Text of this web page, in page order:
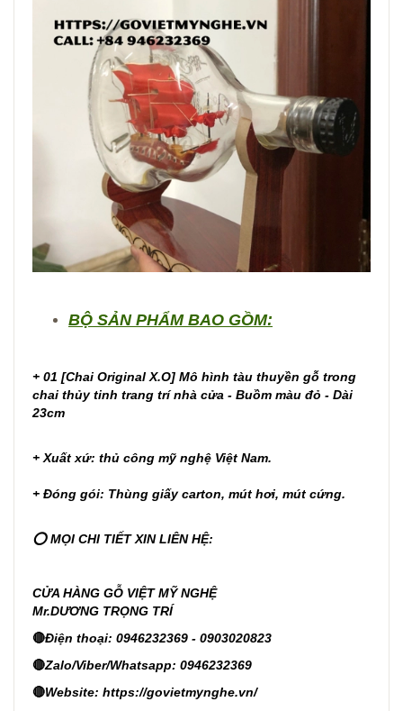
BỘ SẢN PHẨM BAO GỒM:
+ 01 [Chai Original X.O] Mô hình tàu thuyền gỗ trong
chai thủy tinh trang trí nhà cửa - Buồm màu đỏ - Dài
23cm
+ Xuất xứ: thủ công mỹ nghệ Việt Nam.
+ Đóng gói: Thùng giấy carton, mút hơi, mút cứng.
⭕ MỌI CHI TIẾT XIN LIÊN HỆ:
CỬA HÀNG GỖ VIỆT MỸ NGHỆ
Mr.DƯƠNG TRỌNG TRÍ
🔴Điện thoại: 0946232369 - 0903020823
🔴Zalo/Viber/Whatsapp: 0946232369
🔴Website: https://govietmynghe.vn/